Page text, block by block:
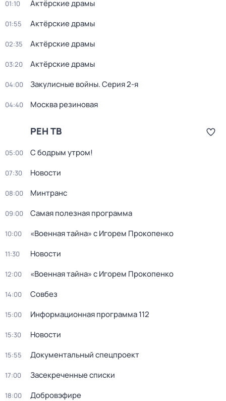
01:10 Актёрские драмы
01:55 Актёрские драмы
02:35 Актёрские драмы
03:20 Актёрские драмы
04:00 Закулисные войны. Серия 2-я
04:40 Москва резиновая
РЕН ТВ
05:00 С бодрым утром!
07:30 Новости
08:00 Минтранс
09:00 Самая полезная программа
10:00 «Военная тайна» с Игорем Прокопенко
11:30 Новости
12:00 «Военная тайна» с Игорем Прокопенко
14:00 Совбез
15:00 Информационная программа 112
15:30 Новости
15:55 Документальный спецпроект
17:00 Заcекрeченные списки
18:00 Добровэфире